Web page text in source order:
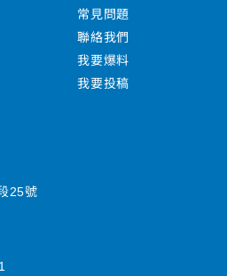
常見問題
聯絡我們
我要爆料
我要投稿
25號